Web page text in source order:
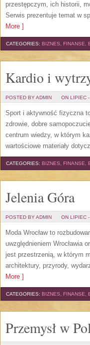
przestępczym, ich historii,
Serwis prezentuje temat w
More ]
CATEGORIES: BIZNES, FINANSE,
Kardio i
POSTED BY ADMIN ON LIPIEC
Sport i aktywność fizyczna
zdrowie, dobre
centrum wiedzy, w którym
wartościowe materiały
CATEGORIES: BIZNES, FINANSE,
Jelenia Góra
POSTED BY ADMIN ON LIPIEC
Moda Wrocław to
uwzględnieniem Wrocławia
jest przestrzenią, w którym
architektury, przyrody,
More ]
CATEGORIES: BIZNES, FINANSE,
Przemysł w